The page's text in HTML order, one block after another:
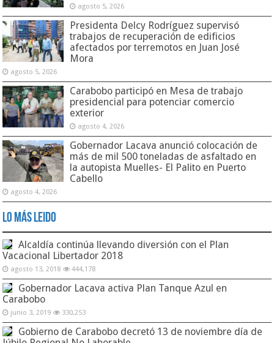
agosto 5, 2026
Presidenta Delcy Rodríguez supervisó
trabajos de recuperación de edificios
afectados por terremotos en Juan José
Mora
agosto 5, 2026
Carabobo participó en Mesa de trabajo
presidencial para potenciar comercio
exterior
agosto 4, 2026
Gobernador Lacava anunció colocación de
más de mil 500 toneladas de asfaltado en
la autopista Muelles- El Palito en Puerto
Cabello
agosto 4, 2026
Lo Más Leido
Alcaldía continúa llevando diversión con el Plan
Vacacional Libertador 2018
agosto 13, 2018 444,178
Gobernador Lacava activa Plan Tanque Azul en
Carabobo
junio 3, 2019 330,253
Gobierno de Carabobo decretó 13 de noviembre día de